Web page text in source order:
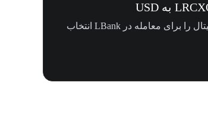
ارزهای دیجیتال را برای معامله در LBank انتخاب